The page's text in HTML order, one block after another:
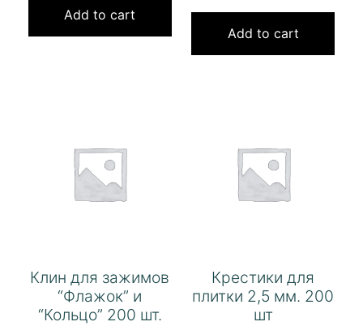
Add to cart
Add to cart
Клин для зажимов
“Флажок” и
“Кольцо” 200 шт.
Крестики для
плитки 2,5 мм. 200
шт